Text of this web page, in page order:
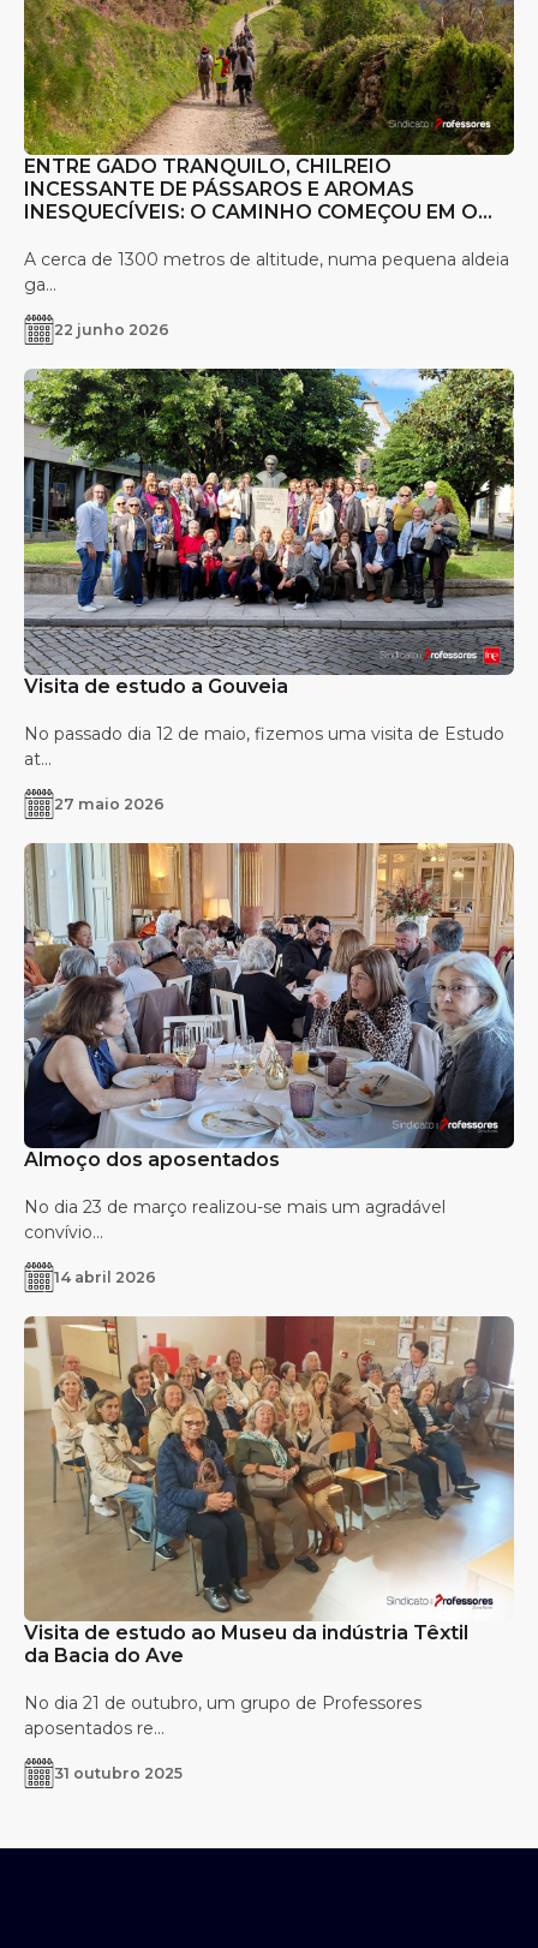
ENTRE GADO TRANQUILO, CHILREIO
INCESSANTE DE PÁSSAROS E AROMAS
INESQUECÍVEIS: O CAMINHO COMEÇOU EM O
A cerca de 1300 metros de altitude, numa pequena aldeia
ga...
22 junho 2026
Visita de estudo a Gouveia
No passado dia 12 de maio, fizemos uma visita de Estudo
at...
27 maio 2026
Almoço dos aposentados
No dia 23 de março realizou-se mais um agradável
convívio...
14 abril 2026
Visita de estudo ao Museu da indústria Têxtil
da Bacia do Ave
No dia 21 de outubro, um grupo de Professores
aposentados re...
31 outubro 2025